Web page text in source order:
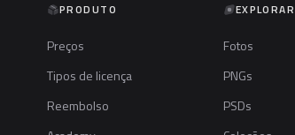
PRODUTO
Preços
Tipos de licença
Reembolso
EXPLORAR
Fotos
PNGs
PSDs